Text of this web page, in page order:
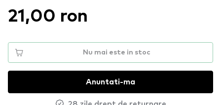
21,00 ron
Nu mai este in stoc
Anuntati-ma